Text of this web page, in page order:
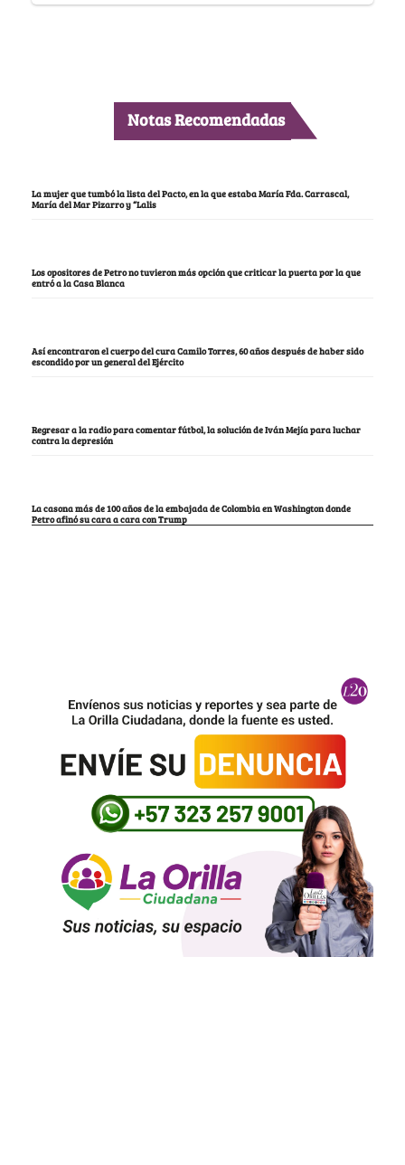
Notas Recomendadas
La mujer que tumbó la lista del Pacto, en la que estaba María Fda. Carrascal,
María del Mar Pizarro y “Lalis
Los opositores de Petro no tuvieron más opción que criticar la puerta por la que
entró a la Casa Blanca
Así encontraron el cuerpo del cura Camilo Torres, 60 años después de haber sido
escondido por un general del Ejército
Regresar a la radio para comentar fútbol, la solución de Iván Mejía para luchar
contra la depresión
La casona más de 100 años de la embajada de Colombia en Washington donde
Petro afinó su cara a cara con Trump